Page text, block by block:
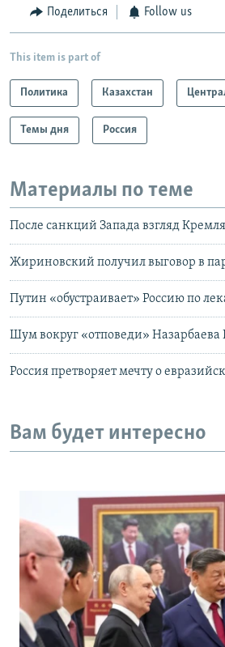
Поделиться Follow us
This item is part of
Политика Казахстан
Темы дня Россия
Материалы по теме
После санкций Запада взгляд
Жириновский получил выговор в
Путин «обустраивает» Россию по
Шум вокруг «отповеди» Назарбаева
Россия претворяет мечту о
Вам будет интересно